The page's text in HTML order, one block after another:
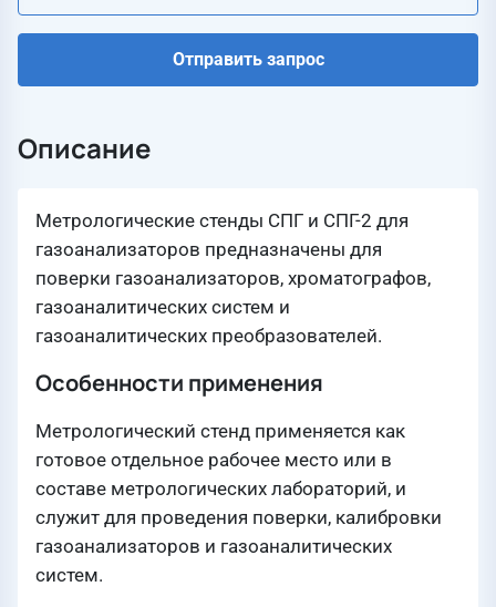
Отправить запрос
Описание
Метрологические стенды СПГ и СПГ-2 для
газоанализаторов предназначены для
поверки газоанализаторов, хроматографов,
газоаналитических систем и
газоаналитических преобразователей.
Особенности применения
Метрологический стенд применяется как
готовое отдельное рабочее место или в
составе метрологических лабораторий, и
служит для проведения поверки, калибровки
газоанализаторов и газоаналитических
систем.